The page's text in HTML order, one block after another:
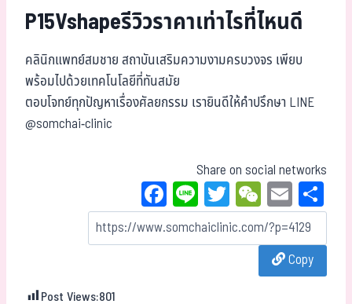
P15Vshapeรีวิวราคาเท่าไรที่ไหนดี
คลินิกแพทย์สมชาย สถาบันเสริมความงามครบวงจร เพียบ
พร้อมไปด้วยเทคโนโลยีที่ทันสมัย
ตอบโจทย์ทุกปัญหาเรื่องศัลยกรรม เรายินดีให้คำปรึกษา LINE
@somchai-clinic
Share on social networks
Fa
ce
bo
Li
ne
T
wi
tt
W
eC
ha
t
E
m
ail
Copy
Post Views:801